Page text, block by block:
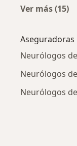
Ver más (15)
Neurólogos
Neurólogos
Neurólogos